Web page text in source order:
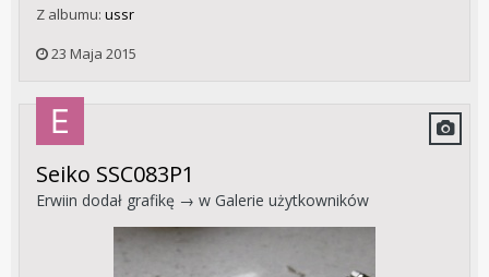
Z albumu: ussr
23 Maja 2015
Seiko SSC083P1
Erwiin dodał grafikę → w Galerie użytkowników